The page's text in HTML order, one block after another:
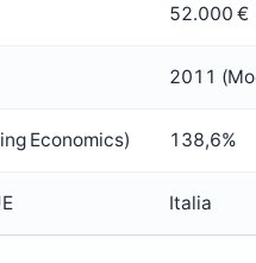
52.000 €
2011
Economics) 138,6%
Italia